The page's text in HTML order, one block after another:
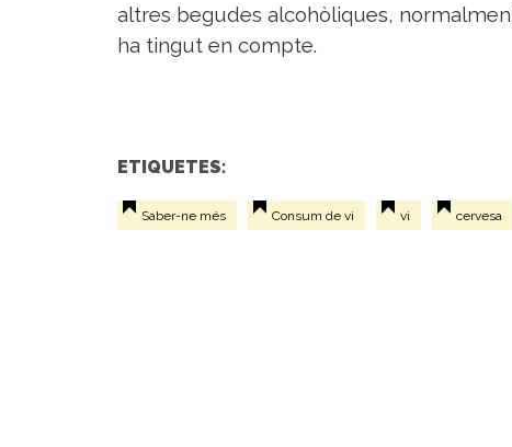
altres begudes alcohòliques,
ha tingut en compte.
ETIQUETES:
Saber-ne més Consum de vi vi cervesa